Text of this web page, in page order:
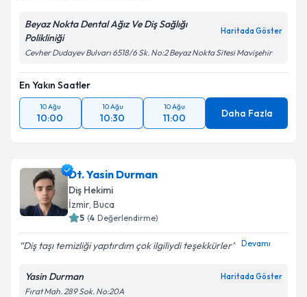
Beyaz Nokta Dental Ağız Ve Diş Sağlığı
Polikliniği
Haritada Göster
Cevher Dudayev Bulvarı 6518/6 Sk. No:2 Beyaz Nokta Sitesi Mavişehir
En Yakın Saatler
10 Ağu
10:00
10 Ağu
10:30
10 Ağu
11:00 Daha Fazla
Dt. Yasin Durman
Diş Hekimi
İzmir, Buca
5 (4 Değerlendirme)
Diş taşı temizliği yaptırdım çok ilgiliydi teşekkürler Devamı
Yasin Durman Haritada Göster
Fırat Mah. 289 Sok. No:20A